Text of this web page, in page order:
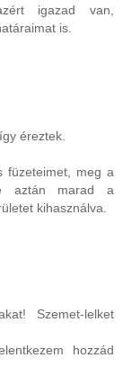
igazad van,
is.
éreztek.
füzeteimet, meg a
aztán marad a
kihasználva.
Szemet-lelket
hozzád